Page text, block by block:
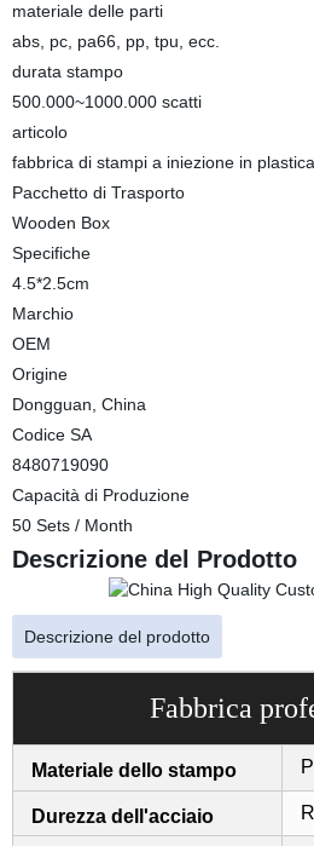
materiale delle parti
abs, pc, pa66, pp, tpu, ecc.
durata stampo
500.000~1000.000 scatti
articolo
fabbrica di stampi a iniezione in plastica
Pacchetto di Trasporto
Wooden Box
Specifiche
4.5*2.5cm
Marchio
OEM
Origine
Dongguan, China
Codice SA
8480719090
Capacità di Produzione
50 Sets / Month
Descrizione del Prodotto
Descrizione del prodotto
Fabbrica
Materiale dello stampo
Durezza dell'acciaio